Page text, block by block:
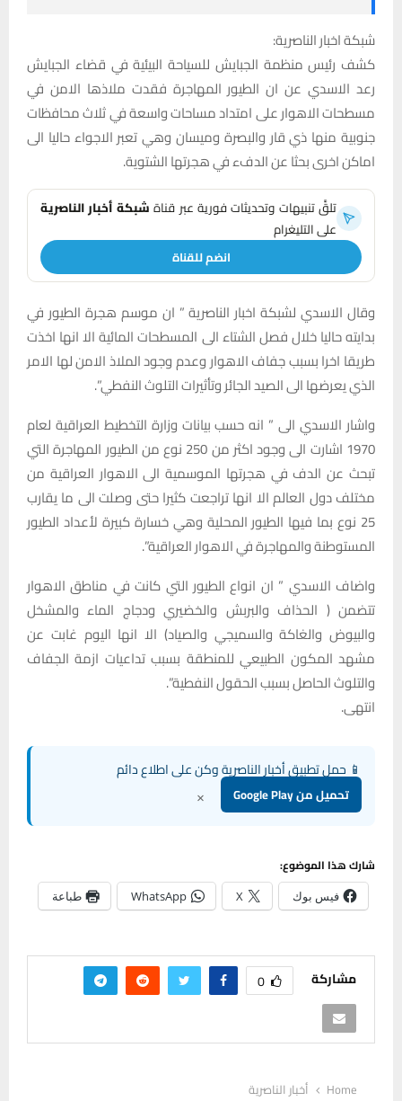
شبكة اخبار الناصرية:
كشف رئيس منظمة الجبايش للسياحة البيئية في قضاء الجبايش
رعد الاسدي عن ان الطيور المهاجرة فقدت ملاذها الامن في
مسطحات الاهوار على امتداد مساحات واسعة في ثلاث محافظات
جنوبية منها ذي قار والبصرة وميسان وهي تعبر الاجواء حاليا الى
اماكن اخرى بحثا عن الدفء في هجرتها الشتوية.
تلقَّ تنبيهات وتحديثات فورية عبر قناةشبكة أخبار الناصرية
على التليغرام
انضم للقناة
وقال الاسدي لشبكة اخبار الناصرية ” ان موسم هجرة الطيور في
بدايته حاليا خلال فصل الشتاء الى المسطحات المائية الا انها اخذت
طريقا اخرا بسبب جفاف الاهوار وعدم وجود الملاذ الامن لها الامر
الذي يعرضها الى الصيد الجائر وتأثيرات التلوث النفطي”.
واشار الاسدي الى ” انه حسب بيانات وزارة التخطيط العراقية لعام
1970 اشارت الى وجود اكثر من 250 نوع من الطيور المهاجرة التي
تبحث عن الدف في هجرتها الموسمية الى الاهوار العراقية من
مختلف دول العالم الا انها تراجعت كثيرا حتى وصلت الى ما يقارب
25 نوع بما فيها الطيور المحلية وهي خسارة كبيرة لأعداد الطيور
المستوطنة والمهاجرة في الاهوار العراقية”.
واضاف الاسدي ” ان انواع الطيور التي كانت في مناطق الاهوار
تتضمن ( الحذاف والبربش والخضيري ودجاج الماء والمشخل
والبيوض والغاكة والسميجي والصياد) الا انها اليوم غابت عن
مشهد المكون الطبيعي للمنطقة بسبب تداعيات ازمة الجفاف
والتلوث الحاصل بسبب الحقول النفطية”.
انتهى.
📱 حمل تطبيق أخبار الناصرية وكن على اطلاع دائم
تحميل من Google Play ×
شارك هذا الموضوع:
فيس بوك X
WhatsApp طباعة
مشاركة 0
Home
أخبار الناصرية